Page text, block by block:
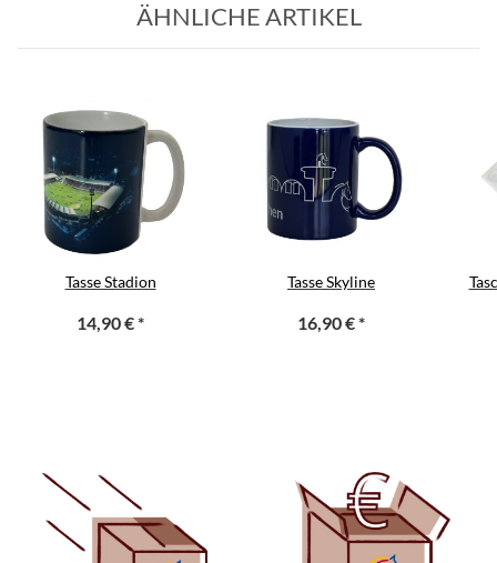
ÄHNLICHE ARTIKEL
Tasse Stadion
14,90 €*
Tasse Skyline
16,90 €*